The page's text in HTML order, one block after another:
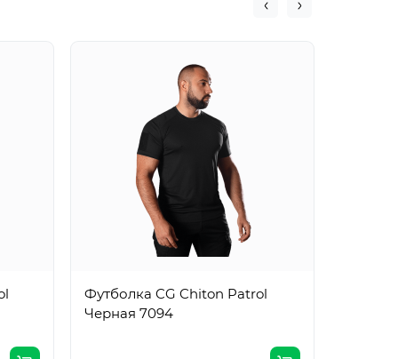
Футболка CG Chiton Patrol
Черная 7094